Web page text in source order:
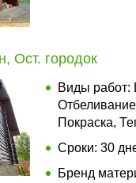
Ост. городок
Виды
Покраска,
Сроки: 30
Бренд